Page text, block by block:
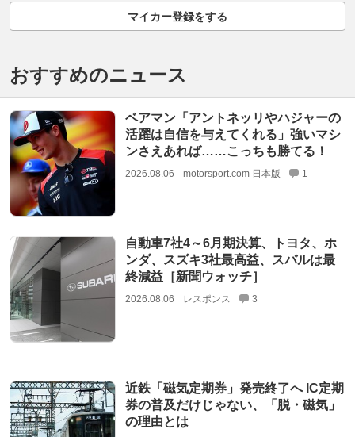
マイカー登録をする
おすすめのニュース
ベアマン「アントネッリやハジャーの
活躍は自信を与えてくれる」強いマシ
ンさえあれば……こっちも勝てる！
2026.08.06 motorsport.com 日本版 1
自動車7社4～6月期決算、トヨタ、ホ
ンダ、スズキ3社最高益、スバルは最
終減益［新聞ウォッチ］
2026.08.06 レスポンス 3
近鉄「磁気定期券」発売終了へ IC定期
券の普及だけじゃない、「脱・磁気」
の理由とは